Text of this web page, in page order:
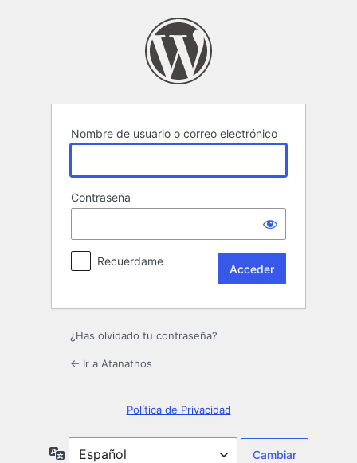
Nombre de usuario o correo electrónico
Contraseña
Recuérdame
¿Has olvidado tu contraseña?
← Ir a Atanathos
Política de Privacidad
Idioma